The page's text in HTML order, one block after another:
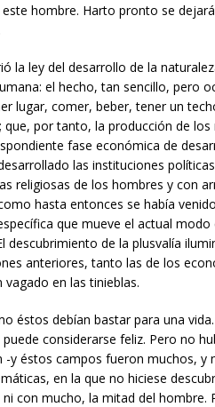
hombre. Harto pronto se
la ley del desarrollo de la
el hecho, tan sencillo, pero
lugar, comer, beber, tener un
que, por tanto, la producción de
fase económica de
las instituciones
religiosas de los hombres y con
hasta entonces se había
que mueve el actual
descubrimiento de la plusvalía
anteriores, tanto las de los
en las tinieblas.
éstos debían bastar para una
considerarse feliz. Pero no
-y éstos campos fueron muchos, y
en la que no hiciese
con mucho, la mitad del hombre.